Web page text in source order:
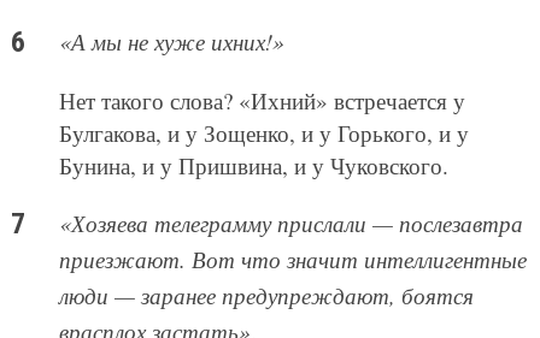
«А мы не хуже ихних!»
Нет такого слова? «Ихний» встречается у
Булгакова, и у Зощенко, и у Горького, и у
Бунина, и у Пришвина, и у Чуковского.
«Хозяева телеграмму прислали — послезавтра
приезжают. Вот что значит интеллигентные
люди — заранее предупреждают, боятся
врасплох застать»